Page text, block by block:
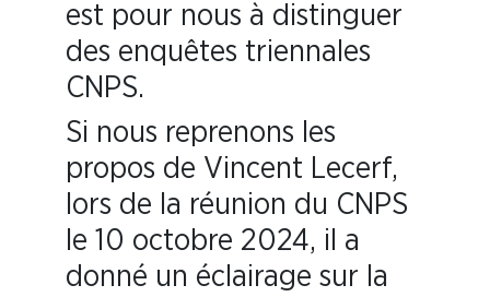
est pour nous à distinguer
des enquêtes triennales
CNPS.
Si nous reprenons les
propos de Vincent Lecerf,
lors de la réunion du CNPS
le 10 octobre 2024, il a
donné un éclairage sur la